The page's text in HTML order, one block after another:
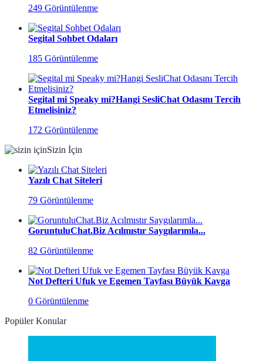
249 Görüntülenme
Segital Sohbet Odaları
185 Görüntülenme
Segital mi Speaky mi?Hangi SesliChat Odasını Tercih
Etmelisiniz?
172 Görüntülenme
Sizin İçin
Yazılı Chat Siteleri
79 Görüntülenme
GoruntuluChat.Biz Acılmıstır Saygılarımla...
82 Görüntülenme
Not Defteri Ufuk ve Egemen Tayfası Büyük Kavga
0 Görüntülenme
Popüler Konular